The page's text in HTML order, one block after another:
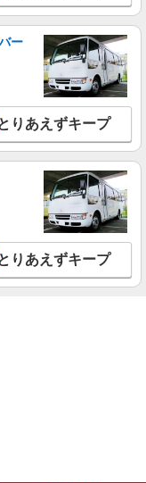
ー
りあえずキープ
りあえずキープ